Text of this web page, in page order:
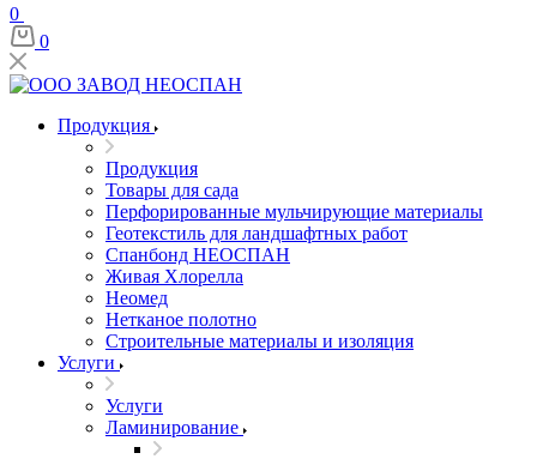
0
0
Продукция
Продукция
Товары для сада
Перфорированные мульчирующие материалы
Геотекстиль для ландшафтных работ
Спанбонд НЕОСПАН
Живая Хлорелла
Нeомед
Нетканое полотно
Строительные материалы и изоляция
Услуги
Услуги
Ламинирование